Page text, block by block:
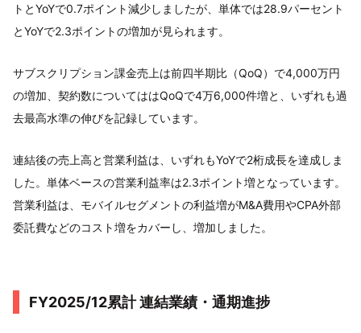
トとYoYで0.7ポイント減少しましたが、単体では28.9パーセント
とYoYで2.3ポイントの増加が見られます。
サブスクリプション課金売上は前四半期比（QoQ）で4,000万円
の増加、契約数についてははQoQで4万6,000件増と、いずれも過
去最高水準の伸びを記録しています。
連結後の売上高と営業利益は、いずれもYoYで2桁成長を達成しま
した。単体ベースの営業利益率は2.3ポイント増となっています。
営業利益は、モバイルセグメントの利益増がM&A費用やCPA外部
委託費などのコスト増をカバーし、増加しました。
FY2025/12累計 連結業績・通期進捗